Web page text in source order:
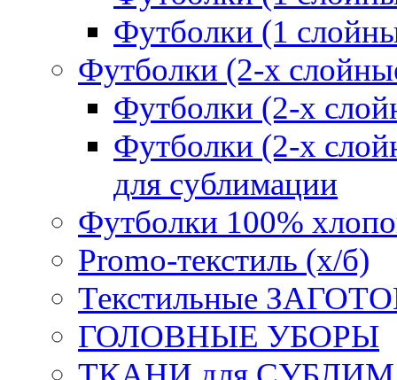
Футболки (1
Футболки (2-х
Футболки (2-х
Футболки (2-х
для сублимации
Футболки 100%
Promo-текстиль (х/б)
Текстильные
ГОЛОВНЫЕ УБОРЫ